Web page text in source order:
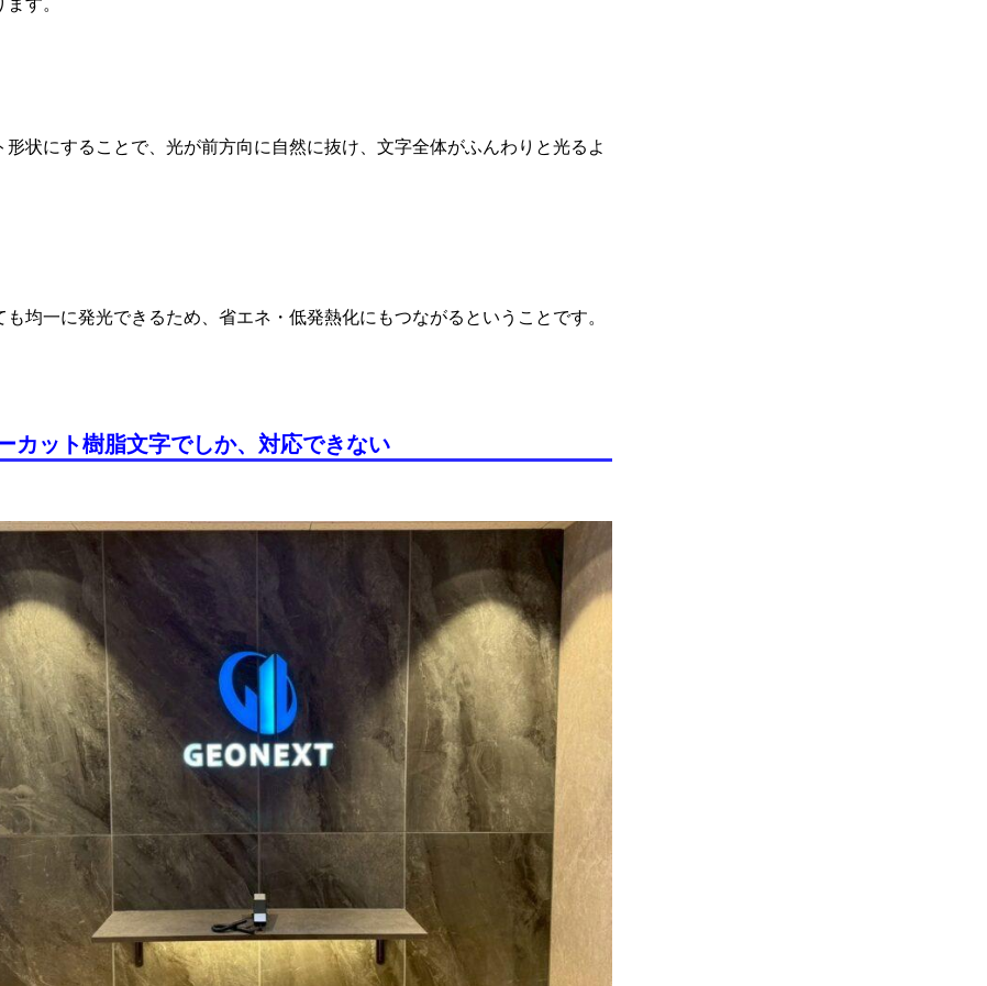
形状にすることで、光が前方向に自然に抜け、文字全体がふんわりと光るよ
均一に発光できるため、省エネ・低発熱化にもつながるということです。
カット樹脂文字でしか、対応できない